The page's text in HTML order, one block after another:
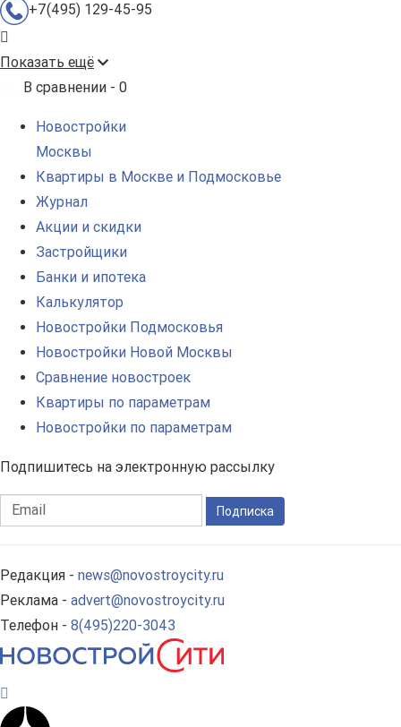
+7(495) 129-45-95
Показать ещё
В сравнении - 0
Новостройки
Москвы
Квартиры в Москве и Подмосковье
Журнал
Акции и скидки
Застройщики
Банки и ипотека
Калькулятор
Новостройки Подмосковья
Новостройки Новой Москвы
Сравнение новостроек
Квартиры по параметрам
Новостройки по параметрам
Подпишитесь на электронную рассылку
Подписка
Редакция - news@novostroycity.ru
Реклама - advert@novostroycity.ru
Телефон - 8(495)220-3043